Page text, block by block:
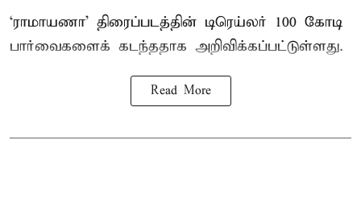
‘ராமாயணா’ திரைப்படத்தின் டிரெய்லர் 100 கோடி
பார்வைகளைக் கடந்ததாக அறிவிக்கப்பட்டுள்ளது.
Read More